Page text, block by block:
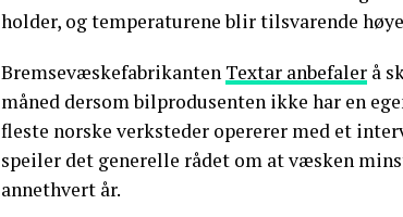
holder, og temperaturene blir tilsvarende
Bremsevæskefabrikanten Textar anbefaler å
måned dersom bilprodusenten ikke har en
fleste norske verksteder opererer med et
speiler det generelle rådet om at væsken
annethvert år.